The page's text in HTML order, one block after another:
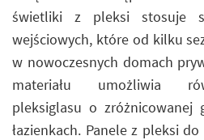
świetliki z pleksi stosuje
wejściowych, które od kilku
w nowoczesnych domach
materiału umożliwia
pleksiglasu o zróżnicowanej
łazienkach. Panele z pleksi